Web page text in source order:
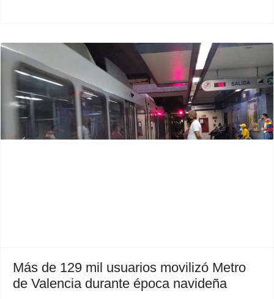
Más de 129 mil usuarios movilizó Metro
de Valencia durante época navideña